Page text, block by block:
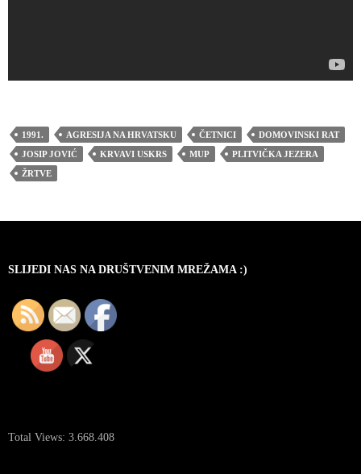
1991. AGRESIJA NA HRVATSKU ČETNICI
DOMOVINSKI RAT
JOSIP JOVIĆ
KRVAVI USKRS MUP
PLITVIČKA JEZERA
ŽRTVE
SLIJEDI NAS NA DRUŠTVENIM MREŽAMA :)
Total Views: 3.668.408